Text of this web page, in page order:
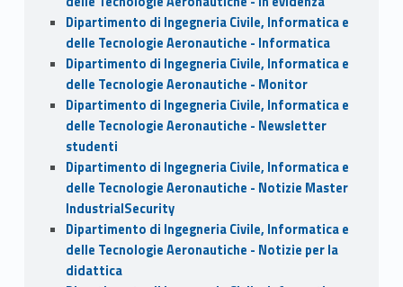
Dipartimento di Ingegneria Civile, Informatica e
delle Tecnologie Aeronautiche - Informatica
Dipartimento di Ingegneria Civile, Informatica e
delle Tecnologie Aeronautiche - Monitor
Dipartimento di Ingegneria Civile, Informatica e
delle Tecnologie Aeronautiche - Newsletter
studenti
Dipartimento di Ingegneria Civile, Informatica e
delle Tecnologie Aeronautiche - Notizie Master
IndustrialSecurity
Dipartimento di Ingegneria Civile, Informatica e
delle Tecnologie Aeronautiche - Notizie per la
didattica